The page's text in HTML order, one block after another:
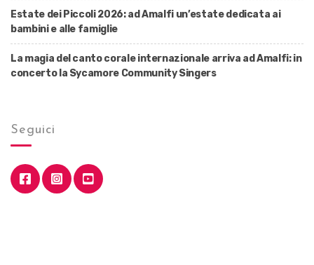
Estate dei Piccoli 2026: ad Amalfi un’estate dedicata ai
bambini e alle famiglie
La magia del canto corale internazionale arriva ad Amalfi: in
concerto la Sycamore Community Singers
Seguici